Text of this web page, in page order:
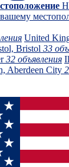
United
Bristol 33
32 объявления
Aberdeen City